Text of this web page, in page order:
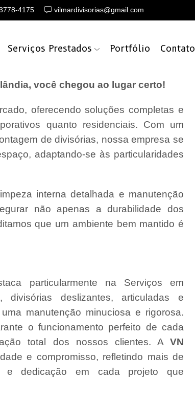
4175 vilmardivisorias@gmail.com
Serviços Prestados Portfólio Contato
você chegou ao lugar certo!
oferecendo soluções completas e
quanto residenciais. Com um
de divisórias, nossa empresa se
adaptando-se às particularidades
interna detalhada e manutenção
não apenas a durabilidade dos
que um ambiente bem mantido é
particularmente na Serviços em
divisórias deslizantes, articuladas e
manutenção minuciosa e rigorosa.
o funcionamento perfeito de cada
total dos nossos clientes. A VN
e compromisso, refletindo mais de
e dedicação em cada projeto que